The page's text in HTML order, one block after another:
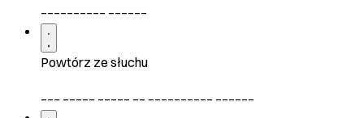
Powtórz ze słuchu